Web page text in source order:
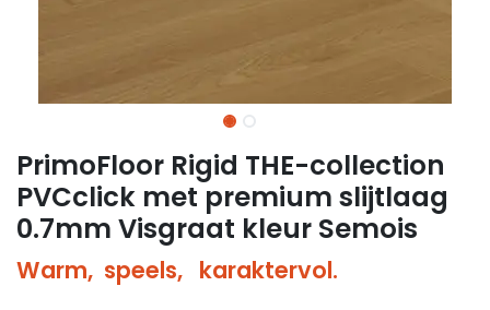
PrimoFloor Rigid THE-collection
PVCclick met premium slijtlaag
0.7mm Visgraat kleur Semois
Warm, speels, karaktervol.